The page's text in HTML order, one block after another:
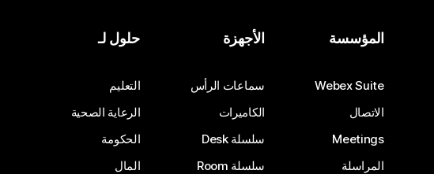
المؤسسة
Webex Suite
الاتصال
Meetings
المراسلة
الأجهزة
سماعات الرأس
الكاميرات
سلسلة Desk
سلسلة Room
حلول لـ
التعليم
الرعاية الصحية
الحكومة
المال